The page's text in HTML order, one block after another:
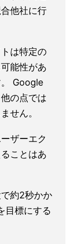
他社に行
は特定の
能性があ
Google
の点では
せん。
ザーエク
ことはあ
約2秒かか
目標にする